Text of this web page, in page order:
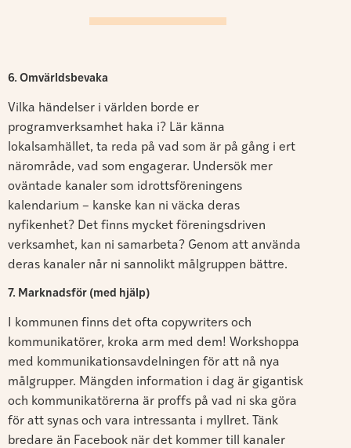
6. Omvärldsbevaka
Vilka händelser i världen borde er
programverksamhet haka i? Lär känna
lokalsamhället, ta reda på vad som är på gång i ert
närområde, vad som engagerar. Undersök mer
oväntade kanaler som idrottsföreningens
kalendarium – kanske kan ni väcka deras
nyfikenhet? Det finns mycket föreningsdriven
verksamhet, kan ni samarbeta? Genom att använda
deras kanaler når ni sannolikt målgruppen bättre.
7. Marknadsför (med hjälp)
I kommunen finns det ofta copywriters och
kommunikatörer, kroka arm med dem! Workshoppa
med kommunikationsavdelningen för att nå nya
målgrupper. Mängden information i dag är gigantisk
och kommunikatörerna är proffs på vad ni ska göra
för att synas och vara intressanta i myllret. Tänk
bredare än Facebook när det kommer till kanaler